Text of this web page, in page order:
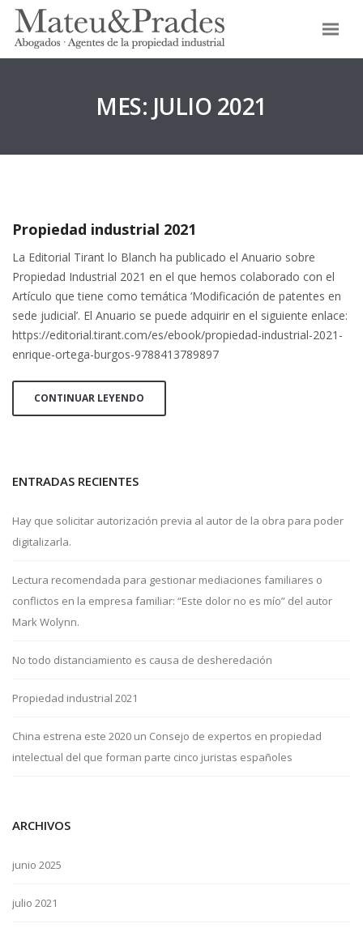
MES: JULIO 2021
Propiedad industrial 2021
La Editorial Tirant lo Blanch ha publicado el Anuario sobre
Propiedad Industrial 2021 en el que hemos colaborado con el
Artículo que tiene como temática ‘Modificación de patentes en
sede judicial’. El Anuario se puede adquirir en el siguiente enlace:
https://editorial.tirant.com/es/ebook/propiedad-industrial-2021-
enrique-ortega-burgos-9788413789897
CONTINUAR LEYENDO
ENTRADAS RECIENTES
Hay que solicitar autorización previa al autor de la obra para poder
digitalizarla.
Lectura recomendada para gestionar mediaciones familiares o
conflictos en la empresa familiar: “Este dolor no es mío” del autor
Mark Wolynn.
No todo distanciamiento es causa de desheredación
Propiedad industrial 2021
China estrena este 2020 un Consejo de expertos en propiedad
intelectual del que forman parte cinco juristas españoles
ARCHIVOS
junio 2025
julio 2021